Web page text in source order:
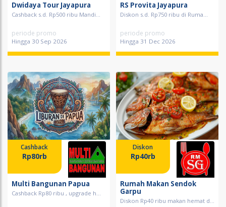
Dwidaya Tour Jayapura
Cashback s.d. Rp500 ribu Mandi...
periode promo
Hingga 30 Sep 2026
RS Provita Jayapura
Diskon s.d. Rp750 ribu di Ruma...
periode promo
Hingga 31 Dec 2026
Cashback
Rp80rb
Multi Bangunan Papua
Cashback Rp80 ribu , upgrade h...
Diskon
Rp40rb
Rumah Makan Sendok
Garpu
Diskon Rp40 ribu makan hemat d...